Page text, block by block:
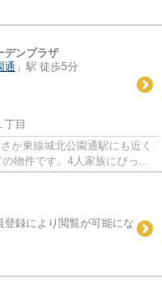
デンプラザ
通 」駅 徒歩5分
丁目
か東線城北公園通駅にも近く
物件です。4人家族にぴった
。...
録により閲覧が可能にな